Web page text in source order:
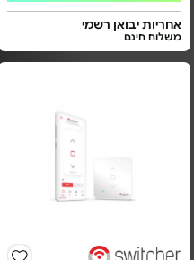
אחריות יבואן רשמי
משלוח חינם